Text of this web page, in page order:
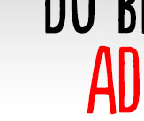
keine